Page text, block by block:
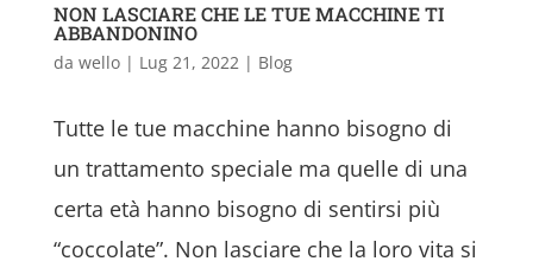
NON LASCIARE CHE LE TUE MACCHINE TI
ABBANDONINO
da wello| Lug 21, 2022| Blog
Tutte le tue macchine hanno bisogno di
un trattamento speciale ma quelle di una
certa età hanno bisogno di sentirsi più
“coccolate”. Non lasciare che la loro vita si